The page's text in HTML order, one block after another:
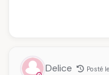
Delice Posté